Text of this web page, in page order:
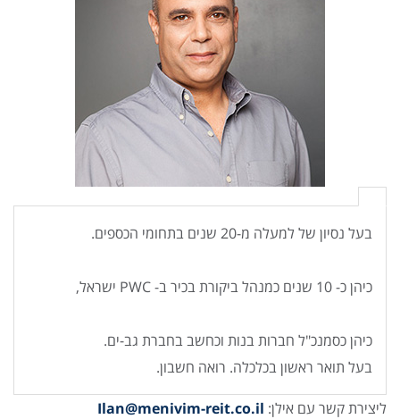
בעל נסיון של למעלה מ-20 שנים בתחומי הכספים.
כיהן כ- 10 שנים כמנהל ביקורת בכיר ב- PWC ישראל,
כיהן כסמנכ"ל חברות בנות וכחשב בחברת גב-ים.
בעל תואר ראשון בכלכלה. רואה חשבון.
ליצירת קשר עם אילן: @menivim-reit.co.il